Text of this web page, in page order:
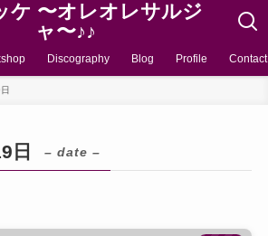
ケ 〜オレオレサルジ
ャ〜♪♪
Discography Blog Profile Contact
日 – date –